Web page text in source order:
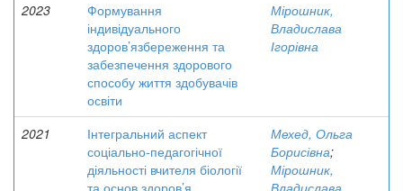
2023
Формування
індивідуального
здоров’язбереження та
забезпечення здорового
способу життя здобувачів
освіти
Мірошник,
Владислава
Ігорівна
2021
Інтегральний аспект
соціально-педагогічної
діяльності вчителя біології
та основ здоров’я
Мехед, Ольга
Борисівна;
Мірошник,
Владислава